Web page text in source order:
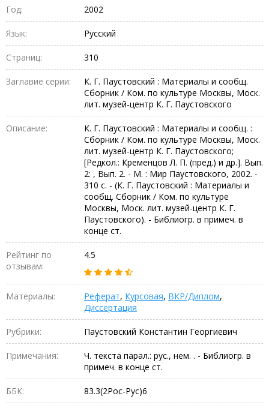
Год: 2002
Язык: Русский
Страниц: 310
Заглавие серии:
К. Г. Паустовский : Материалы и сообщ.
Сборник / Ком. по культуре Москвы, Моск.
лит. музей-центр К. Г. Паустовского
Описание:
К. Г. Паустовский : Материалы и сообщ. :
Сборник / Ком. по культуре Москвы, Моск.
лит. музей-центр К. Г. Паустовского;
[Редкол.: Кременцов Л. П. (пред.) и др.]. Вып.
2: , Вып. 2. - М. : Мир Паустовского, 2002. -
310 с. - (К. Г. Паустовский : Материалы и
сообщ. Сборник / Ком. по культуре
Москвы, Моск. лит. музей-центр К. Г.
Паустовского). - Библиогр. в примеч. в
конце ст.
Рейтинг по
отзывам:
4.5
Материалы: Реферат, Курсовая, ВКР/Диплом,
Диссертация
Рубрики: Паустовский Константин Георгиевич
Примечания:
Ч. текста парал.: рус., нем. . - Библиогр. в
примеч. в конце ст.
ББК: 83.3(2Рос-Рус)6